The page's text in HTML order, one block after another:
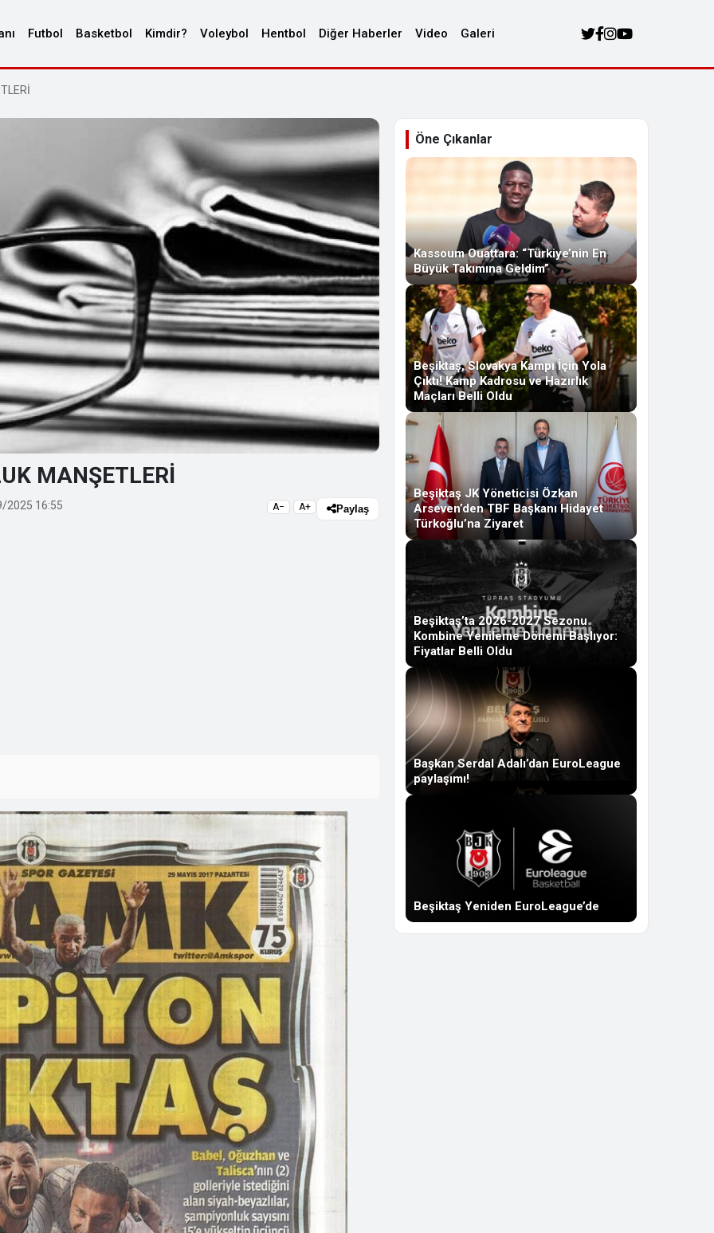
Futbol Basketbol Kimdir? Voleybol Hentbol Diğer Haberler Video Galeri
MANŞETLERİ
2025 16:55 A− A+ Paylaş
Öne Çıkanlar
Kassoum Ouattara: “Türkiye’nin En
Büyük Takımına Geldim”
Beşiktaş, Slovakya Kampı İçin Yola
Çıktı! Kamp Kadrosu ve Hazırlık
Maçları Belli Oldu
Beşiktaş JK Yöneticisi Özkan
Arseven’den TBF Başkanı Hidayet
Türkoğlu’na Ziyaret
Beşiktaş’ta 2026-2027 Sezonu
Kombine Yenileme Dönemi Başlıyor:
Fiyatlar Belli Oldu
Başkan Serdal Adalı’dan EuroLeague
paylaşımı!
Beşiktaş Yeniden EuroLeague’de